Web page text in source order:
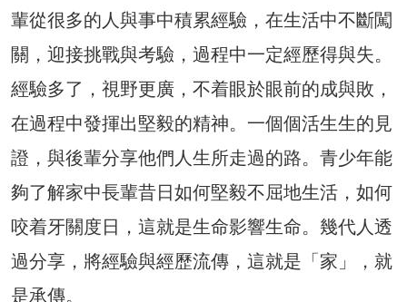
輩從很多的人與事中積累經驗，在生活中不斷闖
關，迎接挑戰與考驗，過程中一定經歷得與失。
經驗多了，視野更廣，不着眼於眼前的成與敗，
在過程中發揮出堅毅的精神。一個個活生生的見
證，與後輩分享他們人生所走過的路。青少年能
夠了解家中長輩昔日如何堅毅不屈地生活，如何
咬着牙關度日，這就是生命影響生命。幾代人透
過分享，將經驗與經歷流傳，這就是「家」，就
是承傳。